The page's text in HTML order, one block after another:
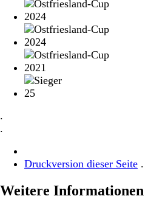
.
.
Druckversion dieser Seite .
Weitere Informationen